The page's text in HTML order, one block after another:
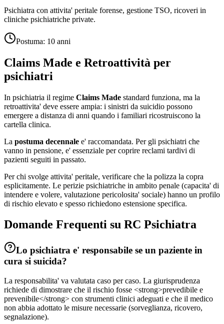
Psichiatra con attivita' peritale forense, gestione TSO, ricoveri in
cliniche psichiatriche private.
Postuma: 10 anni
Claims Made e Retroattività per
psichiatri
In psichiatria il regime Claims Made standard funziona, ma la
retroattivita' deve essere ampia: i sinistri da suicidio possono
emergere a distanza di anni quando i familiari ricostruiscono la
cartella clinica.
La postuma decennale e' raccomandata. Per gli psichiatri che
vanno in pensione, e' essenziale per coprire reclami tardivi di
pazienti seguiti in passato.
Per chi svolge attivita' peritale, verificare che la polizza la copra
esplicitamente. Le perizie psichiatriche in ambito penale (capacita' di
intendere e volere, valutazione pericolosita' sociale) hanno un profilo
di rischio elevato e spesso richiedono estensione specifica.
Domande Frequenti su RC Psichiatra
Lo psichiatra e' responsabile se un paziente in
cura si suicida?
La responsabilita' va valutata caso per caso. La giurisprudenza
richiede di dimostrare che il rischio fosse <strong>prevedibile e
prevenibile</strong> con strumenti clinici adeguati e che il medico
non abbia adottato le misure necessarie (sorveglianza, ricovero,
segnalazione).